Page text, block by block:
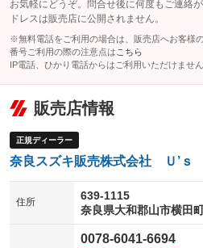
お気軽にどうぞ。問合せ後に何度もご連絡
ドレスは販売店に公開されません。
※無料電話をご利用の場合は、販売店へお客様
番号ご利用の際の注意点は こちら
IP電話、ひかり電話からはご利用いただけません
販売店情報
正規ディーラー
奈良スズキ販売株式会社 Ｕ’ｓ
住所
639-1115
奈良県大和郡山市横田
0078-6041-6694